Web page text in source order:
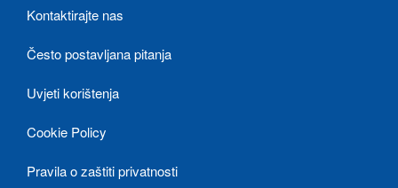
Kontaktirajte nas
Često postavljana pitanja
Uvjeti korištenja
Cookie Policy
Pravila o zaštiti privatnosti